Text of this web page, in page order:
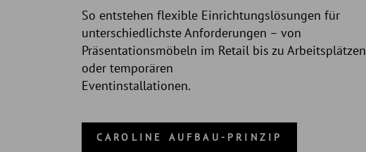
So entstehen flexible Einrichtungslösungen für
unterschiedlichste Anforderungen – von
Präsentationsmöbeln im Retail bis zu Arbeitsplätzen
oder temporären
Eventinstallationen.
CAROLINE AUFBAU-PRINZIP